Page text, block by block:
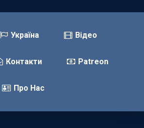
Україна Відео
Контакти Patreon
Про Нас